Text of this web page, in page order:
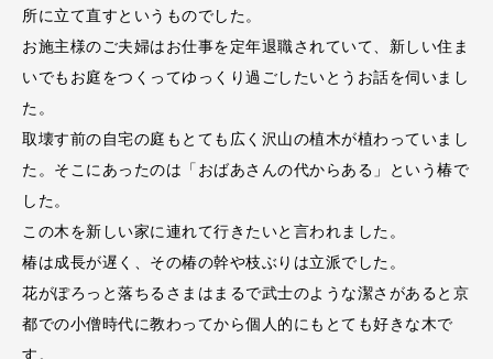
所に立て直すというものでした。
お施主様のご夫婦はお仕事を定年退職されていて、新しい住ま
いでもお庭をつくってゆっくり過ごしたいとうお話を伺いまし
た。
取壊す前の自宅の庭もとても広く沢山の植木が植わっていまし
た。そこにあったのは「おばあさんの代からある」という椿で
した。
この木を新しい家に連れて行きたいと言われました。
椿は成長が遅く、その椿の幹や枝ぶりは立派でした。
花がぽろっと落ちるさまはまるで武士のような潔さがあると京
都での小僧時代に教わってから個人的にもとても好きな木で
す。